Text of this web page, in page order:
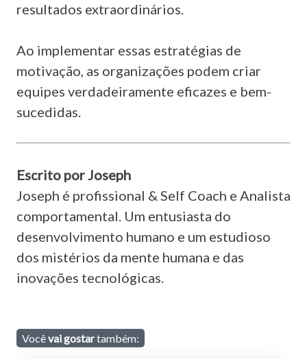
resultados extraordinários.
Ao implementar essas estratégias de
motivação, as organizações podem criar
equipes verdadeiramente eficazes e bem-
sucedidas.
Escrito por Joseph
Joseph é profissional & Self Coach e Analista
comportamental. Um entusiasta do
desenvolvimento humano e um estudioso
dos mistérios da mente humana e das
inovações tecnológicas.
Vocêvai gostartambém: